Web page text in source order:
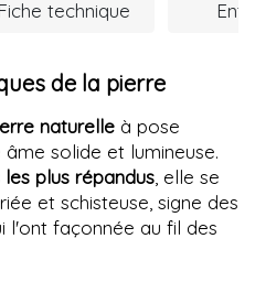
Fiche technique
de la pierre
naturelle à pose
solide et lumineuse.
plus répandus , elle se
et schisteuse, signe des
l'ont façonnée au fil des